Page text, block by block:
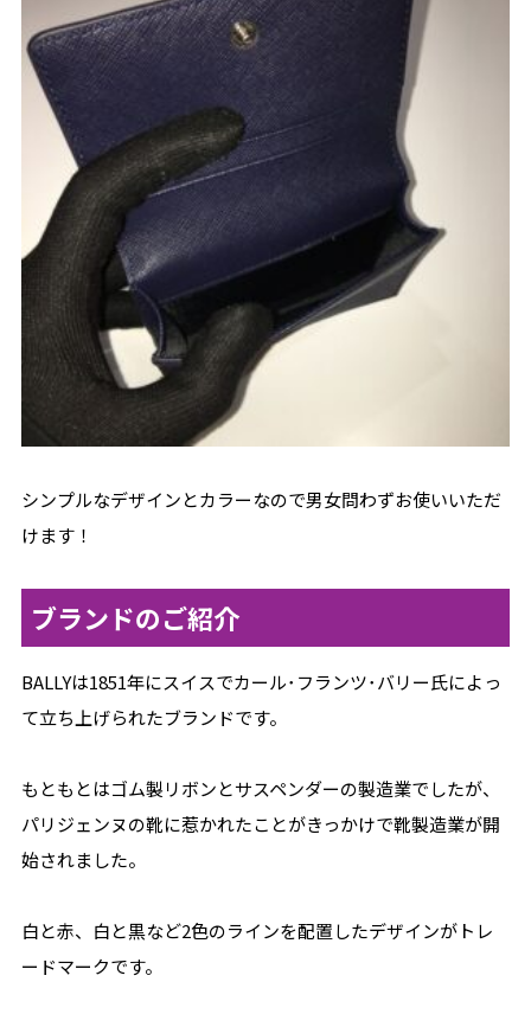
シンプルなデザインとカラーなので男女問わずお使いいただ
けます！
ブランドのご紹介
BALLYは1851年にスイスでカール･フランツ･バリー氏によっ
て立ち上げられたブランドです。
もともとはゴム製リボンとサスペンダーの製造業でしたが、
パリジェンヌの靴に惹かれたことがきっかけで靴製造業が開
始されました。
白と赤、白と黒など2色のラインを配置したデザインがトレ
ードマークです。